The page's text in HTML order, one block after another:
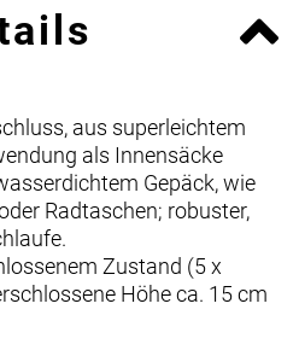
aus superleichtem
als Innensäcke
Gepäck, wie
Radtaschen; robuster,
Zustand (5 x
Höhe ca. 15 cm